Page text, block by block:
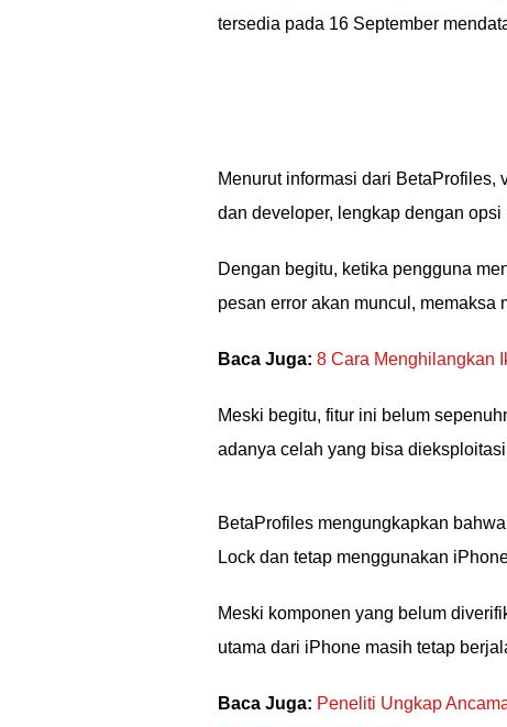
tersedia pada 16 September
Menurut informasi dari BetaProfiles,
dan developer, lengkap dengan opsi
Dengan begitu, ketika pengguna
pesan error akan muncul, memaksa
Baca Juga: 8 Cara Menghilangkan
Meski begitu, fitur ini belum
adanya celah yang bisa
BetaProfiles mengungkapkan
Lock dan tetap menggunakan
Meski komponen yang belum
utama dari iPhone masih tetap
Baca Juga: Peneliti Ungkap